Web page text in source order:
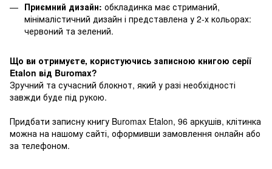
Приємний дизайн: обкладинка має стриманий,
мінімалістичний дизайн і представлена у 2-х кольорах:
червоний та зелений.
Що ви отримуєте, користуючись записною книгою серії
Etalon від Buromax?
Зручний та сучасний блокнот, який у разі необхідності
завжди буде під рукою.
Придбати записну книгу Buromax Etalon, 96 аркушів, клітинка
можна на нашому сайті, оформивши замовлення онлайн або
за телефоном.